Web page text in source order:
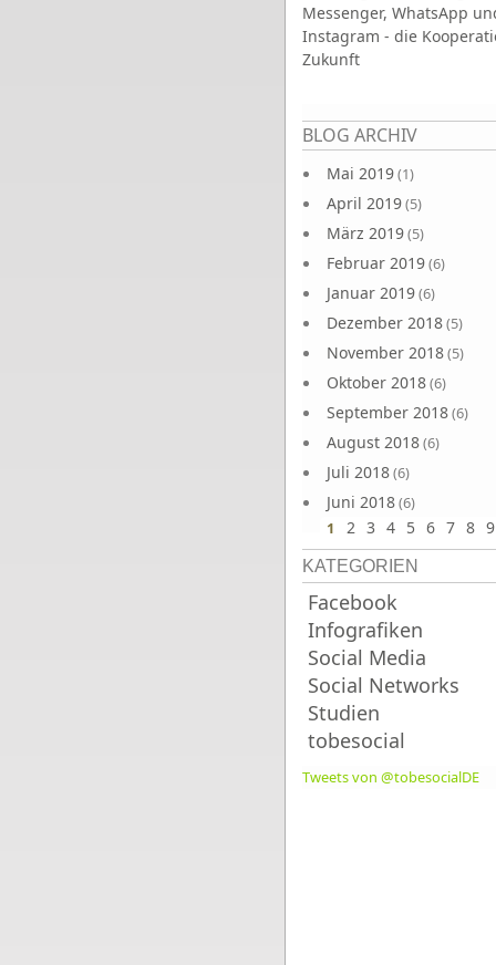
Messenger, WhatsApp
Instagram - die
Zukunft
BLOG ARCHIV
Mai 2019(1)
April 2019(5)
März 2019(5)
Februar 2019(6)
Januar 2019(6)
Dezember 2018(5)
November 2018(5)
Oktober 2018(6)
September 2018(6)
August 2018(6)
Juli 2018(6)
Juni 2018(6)
Seiten
1 2 3 4 5 6 7 8 9
KATEGORIEN
Facebook
Infografiken
Social Media
Social Networks
Studien
tobesocial
Tweets von @tobesocialDE